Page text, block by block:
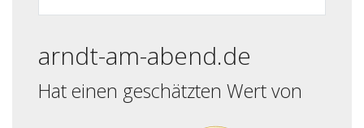
arndt-am-abend.de
Hat einen geschätzten Wert von